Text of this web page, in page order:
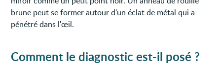
brune peut se former autour d'un éclat de métal qui a
pénétré dans l'œil.
Comment le diagnostic est-il posé ?